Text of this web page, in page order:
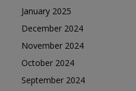
January 2025
December 2024
November 2024
October 2024
September 2024